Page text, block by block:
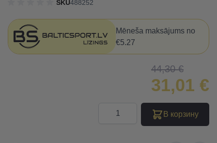
SKU488252
Mēneša maksājums no
€5.27
44,30 €
31,01 €
В корзину